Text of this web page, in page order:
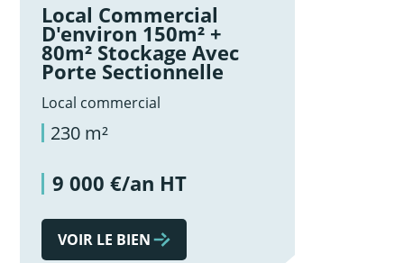
Local Commercial
D'environ 150m² +
80m² Stockage Avec
Porte Sectionnelle
Local commercial
230 m²
9 000 €/an HT
VOIR LE BIEN